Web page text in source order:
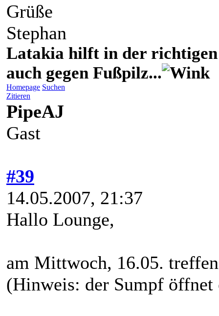
Grüße
Stephan
Latakia hilft in der richtigen
auch gegen Fußpilz...
Homepage Suchen
Zitieren
PipeAJ
Gast
#39
14.05.2007, 21:37
Hallo Lounge,
am Mittwoch, 16.05.
(Hinweis: der Sumpf öffnet